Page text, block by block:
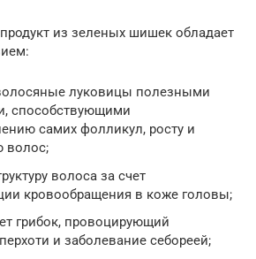
из зеленых шишек обладает
луковицы полезными
способствующими
самих фолликул, росту и
волос;
волоса за счет
кровообращения в коже головы;
грибок, провоцирующий
и заболевание себореей;